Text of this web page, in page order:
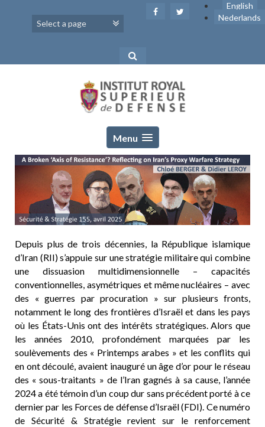
English
Nederlands
Menu
Depuis plus de trois décennies, la République islamique
d’Iran (RII) s’appuie sur une stratégie militaire qui combine
une dissuasion multidimensionnelle – capacités
conventionnelles, asymétriques et même nucléaires – avec
des « guerres par procuration » sur plusieurs fronts,
notamment le long des frontières d’Israël et dans les pays
où les États-Unis ont des intérêts stratégiques. Alors que
les années 2010, profondément marquées par les
soulèvements des « Printemps arabes » et les conflits qui
en ont découlé, avaient inauguré un âge d’or pour le réseau
des « sous-traitants » de l’Iran gagnés à sa cause, l’année
2024 a été témoin d’un coup dur sans précédent porté à ce
dernier par les Forces de défense d’Israël (FDI). Ce numéro
de Sécurité & Stratégie revient sur le renforcement